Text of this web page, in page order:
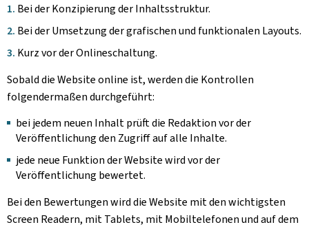
Bei der Konzipierung der Inhaltsstruktur.
Bei der Umsetzung der grafischen und funktionalen Layouts.
Kurz vor der Onlineschaltung.
Sobald die Website online ist, werden die Kontrollen
folgendermaßen durchgeführt:
bei jedem neuen Inhalt prüft die Redaktion vor der
Veröffentlichung den Zugriff auf alle Inhalte.
jede neue Funktion der Website wird vor der
Veröffentlichung bewertet.
Bei den Bewertungen wird die Website mit den wichtigsten
Screen Readern, mit Tablets, mit Mobiltelefonen und auf dem